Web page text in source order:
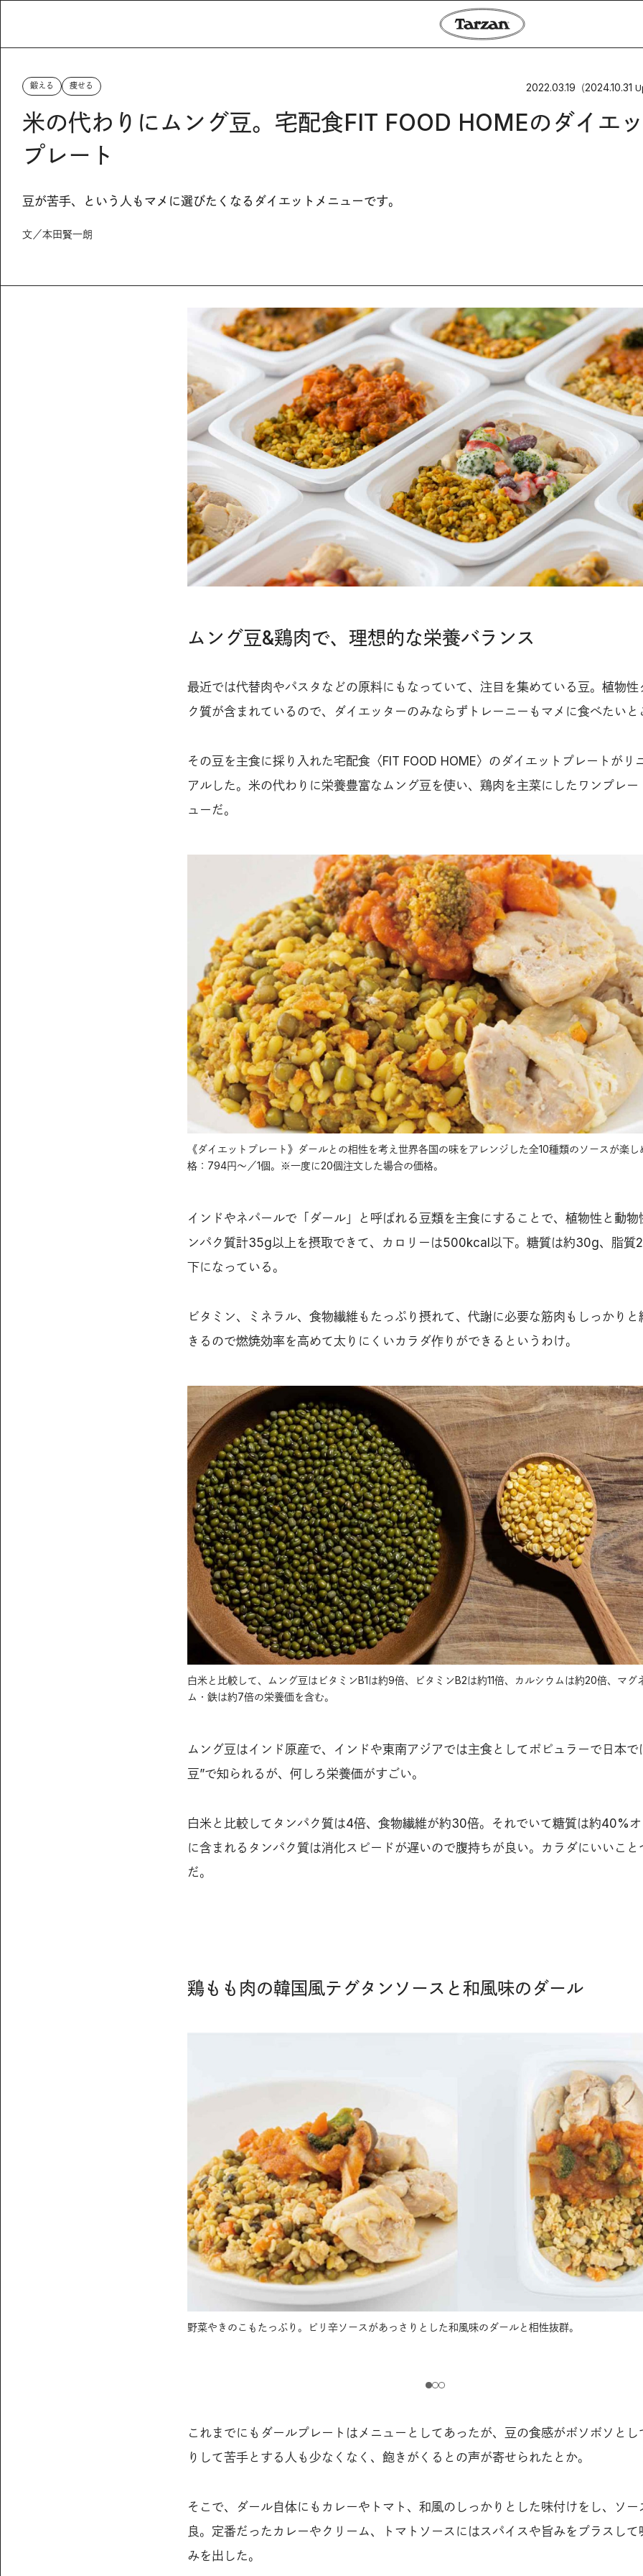
鍛える 痩せる 2022.03.19 （2024.10.31
米の代わりにムング豆。宅配食FIT FOOD HOMEのダイエ
プレート
豆が苦手、という人もマメに選びたくなるダイエットメニューです。
文／本田賢一朗
ムング豆&鶏肉で、理想的な栄養バランス
最近では代替肉やパスタなどの原料にもなっていて、注目を集めている豆。植物性
ク質が含まれているので、ダイエッターのみならずトレーニーもマメに食べたいと
その豆を主食に採り入れた宅配食〈FIT FOOD HOME〉のダイエットプレートがリ
アルした。米の代わりに栄養豊富なムング豆を使い、鶏肉を主菜にしたワンプレー
ューだ。
《ダイエットプレート》ダールとの相性を考え世界各国の味をアレンジした全10種類のソースが楽し
格：794円～／1個。※一度に20個注文した場合の価格。
インドやネパールで「ダール」と呼ばれる豆類を主食にすることで、植物性と動物
ンパク質計35g以上を摂取できて、カロリーは500kcal以下。糖質は約30g、脂質
下になっている。
ビタミン、ミネラル、食物繊維もたっぷり摂れて、代謝に必要な筋肉もしっかりと
きるので燃焼効率を高めて太りにくいカラダ作りができるというわけ。
白米と比較して、ムング豆はビタミンB1は約9倍、ビタミンB2は約11倍、カルシウムは約20倍、マグ
ム・鉄は約7倍の栄養価を含む。
ムング豆はインド原産で、インドや東南アジアでは主食としてポピュラーで日本で
豆”で知られるが、何しろ栄養価がすごい。
白米と比較してタンパク質は4倍、食物繊維が約30倍。それでいて糖質は約40%
に含まれるタンパク質は消化スピードが遅いので腹持ちが良い。カラダにいいこと
だ。
鶏もも肉の韓国風テグタンソースと和風味のダール
​野菜やきのこもたっぷり。ピリ辛ソースがあっさりとした和風味のダールと相性抜群。
これまでにもダールプレートはメニューとしてあったが、豆の食感がボソボソとし
りして苦手とする人も少なくなく、飽きがくるとの声が寄せられたとか。
そこで、ダール自体にもカレーやトマト、和風のしっかりとした味付けをし、ソー
良。定番だったカレーやクリーム、トマトソースにはスパイスや旨みをプラスして
みを出した。